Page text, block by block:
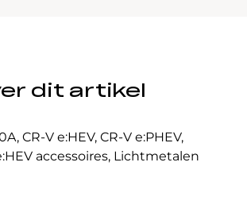
dit artikel
, CR-V e:HEV, CR-V e:PHEV,
accessoires, Lichtmetalen